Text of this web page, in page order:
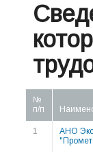
№
п/п
1
АНО